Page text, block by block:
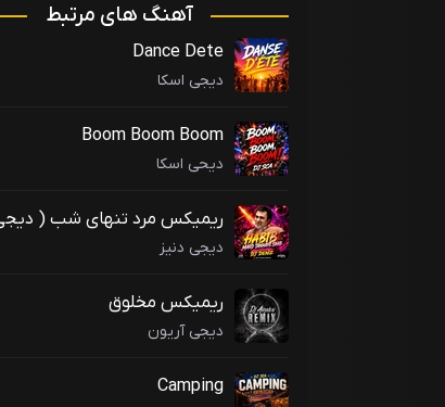
آهنگ های مرتبط
Dance Dete
دیجی اسکا
Boom Boom Boom
دیحی اسکا
ریمیکس مرد تنهای شب ( دیجی
)
دیجی دنیز
ریمیکس مخلوق
دیجی آریون
Camping